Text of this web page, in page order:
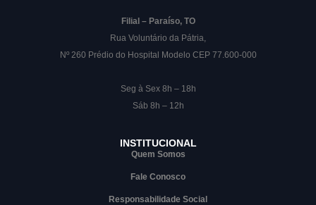
Filial – Paraíso, TO
Rua Voluntário da Pátria,
Nº 260 Prédio do Hospital Modelo CEP 77.600-000
Seg à Sex 8h – 18h
Sáb 8h – 12h
INSTITUCIONAL
Quem Somos
Fale Conosco
Responsabilidade Social